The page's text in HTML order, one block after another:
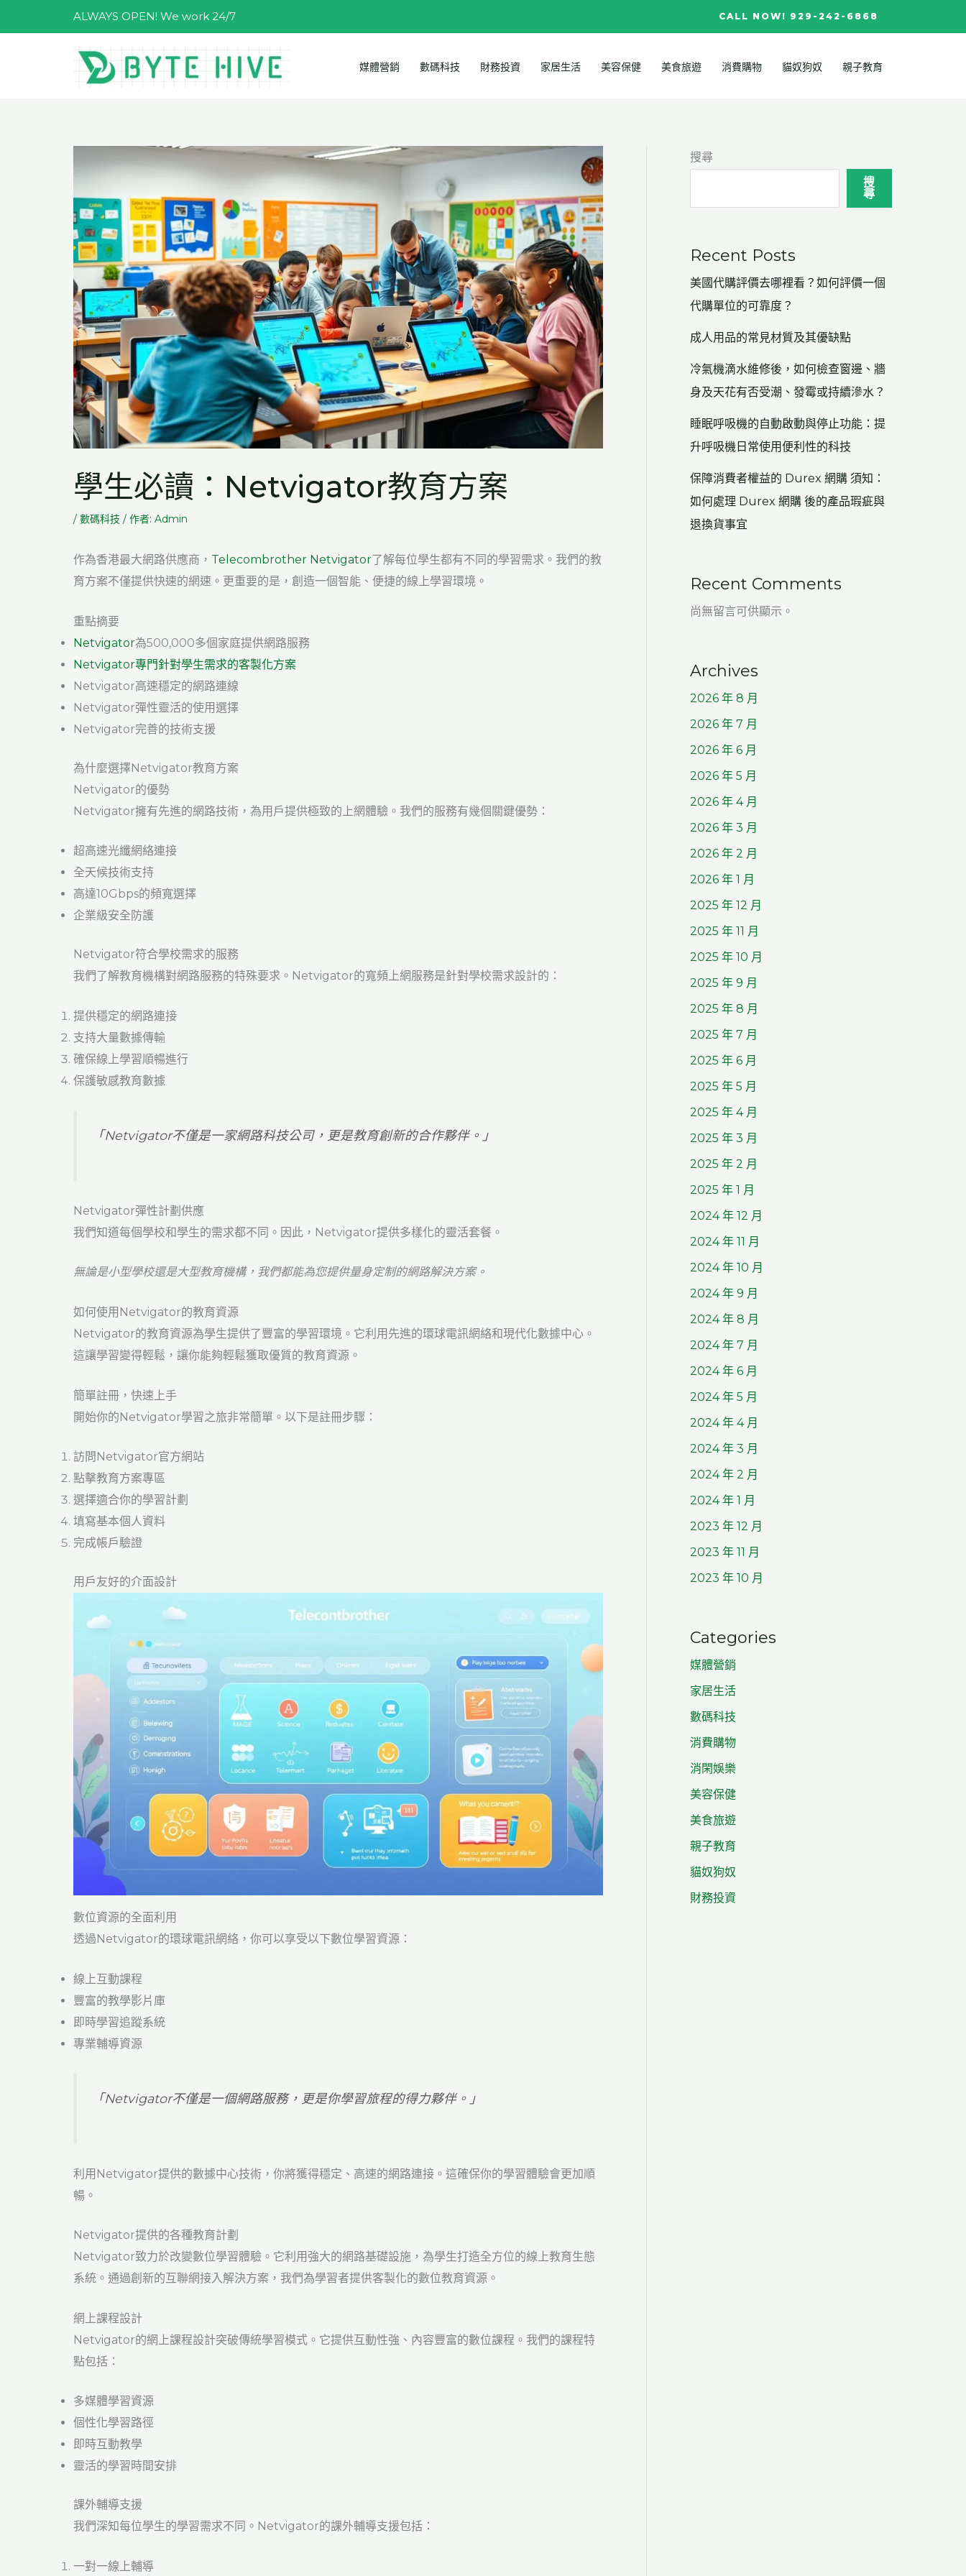
至
ALWAYS OPEN! We work 24/7 CALL NOW! 929-242-6868
媒體營銷 數碼科技 財務投資 家居生活 美容保健 美食旅遊 消費購物 貓奴狗奴 親子教育
學生必讀：Netvigator教育方案
/ 數碼科技 / 作者: Admin
作為香港最大網路供應商， Telecombrother Netvigator了解每位學生都有不同的學習需求。我們的教
育方案不僅提供快速的網速。更重要的是，創造一個智能、便捷的線上學習環境。
重點摘要
Netvigator為500,000多個家庭提供網路服務
Netvigator專門針對學生需求的客製化方案
Netvigator高速穩定的網路連線
Netvigator彈性靈活的使用選擇
Netvigator完善的技術支援
為什麼選擇Netvigator教育方案
Netvigator的優勢
Netvigator擁有先進的網路技術，為用戶提供極致的上網體驗。我們的服務有幾個關鍵優勢：
超高速光纖網絡連接
全天候技術支持
高達10Gbps的頻寬選擇
企業級安全防護
Netvigator符合學校需求的服務
我們了解教育機構對網路服務的特殊要求。Netvigator的寬頻上網服務是針對學校需求設計的：
提供穩定的網路連接
支持大量數據傳輸
確保線上學習順暢進行
保護敏感教育數據
「Netvigator不僅是一家網路科技公司，更是教育創新的合作夥伴。」
Netvigator彈性計劃供應
我們知道每個學校和學生的需求都不同。因此，Netvigator提供多樣化的靈活套餐。
無論是小型學校還是大型教育機構，我們都能為您提供量身定制的網路解決方案。
如何使用Netvigator的教育資源
Netvigator的教育資源為學生提供了豐富的學習環境。它利用先進的環球電訊網絡和現代化數據中心。
這讓學習變得輕鬆，讓你能夠輕鬆獲取優質的教育資源。
簡單註冊，快速上手
開始你的Netvigator學習之旅非常簡單。以下是註冊步驟：
訪問Netvigator官方網站
點擊教育方案專區
選擇適合你的學習計劃
填寫基本個人資料
完成帳戶驗證
用戶友好的介面設計
數位資源的全面利用
透過Netvigator的環球電訊網絡，你可以享受以下數位學習資源：
線上互動課程
豐富的教學影片庫
即時學習追蹤系統
專業輔導資源
「Netvigator不僅是一個網路服務，更是你學習旅程的得力夥伴。」
利用Netvigator提供的數據中心技術，你將獲得穩定、高速的網路連接。這確保你的學習體驗會更加順
暢。
Netvigator提供的各種教育計劃
Netvigator致力於改變數位學習體驗。它利用強大的網路基礎設施，為學生打造全方位的線上教育生態
系統。通過創新的互聯網接入解決方案，我們為學習者提供客製化的數位教育資源。
網上課程設計
Netvigator的網上課程設計突破傳統學習模式。它提供互動性強、內容豐富的數位課程。我們的課程特
點包括：
多媒體學習資源
個性化學習路徑
即時互動教學
靈活的學習時間安排
課外輔導支援
我們深知每位學生的學習需求不同。Netvigator的課外輔導支援包括：
一對一線上輔導
搜尋
搜
尋
Recent Posts
美國代購評價去哪裡看？如何評價一個
代購單位的可靠度？
成人用品的常見材質及其優缺點
冷氣機滴水維修後，如何檢查窗邊、牆
身及天花有否受潮、發霉或持續滲水？
睡眠呼吸機的自動啟動與停止功能：提
升呼吸機日常使用便利性的科技
保障消費者權益的 Durex 網購 須知：
如何處理 Durex 網購 後的產品瑕疵與
退換貨事宜
Recent Comments
尚無留言可供顯示。
Archives
2026 年 8 月
2026 年 7 月
2026 年 6 月
2026 年 5 月
2026 年 4 月
2026 年 3 月
2026 年 2 月
2026 年 1 月
2025 年 12 月
2025 年 11 月
2025 年 10 月
2025 年 9 月
2025 年 8 月
2025 年 7 月
2025 年 6 月
2025 年 5 月
2025 年 4 月
2025 年 3 月
2025 年 2 月
2025 年 1 月
2024 年 12 月
2024 年 11 月
2024 年 10 月
2024 年 9 月
2024 年 8 月
2024 年 7 月
2024 年 6 月
2024 年 5 月
2024 年 4 月
2024 年 3 月
2024 年 2 月
2024 年 1 月
2023 年 12 月
2023 年 11 月
2023 年 10 月
Categories
媒體營銷
家居生活
數碼科技
消費購物
消閑娛樂
美容保健
美食旅遊
親子教育
貓奴狗奴
財務投資